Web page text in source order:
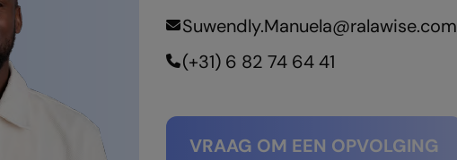
Suwendly.Manuela@ralawise.com
(+31) 6 82 74 64 41
VRAAG OM EEN OPVOLGING